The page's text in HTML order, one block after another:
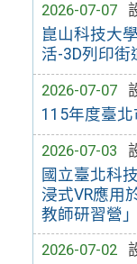
2026-07-07
崑山科技大
活-3D列印街
2026-07-07
115年度臺
2026-07-03
國立臺北科
浸式VR應用
教師研習營」
2026-07-02